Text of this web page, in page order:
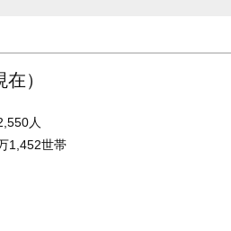
）
人
1,452世帯